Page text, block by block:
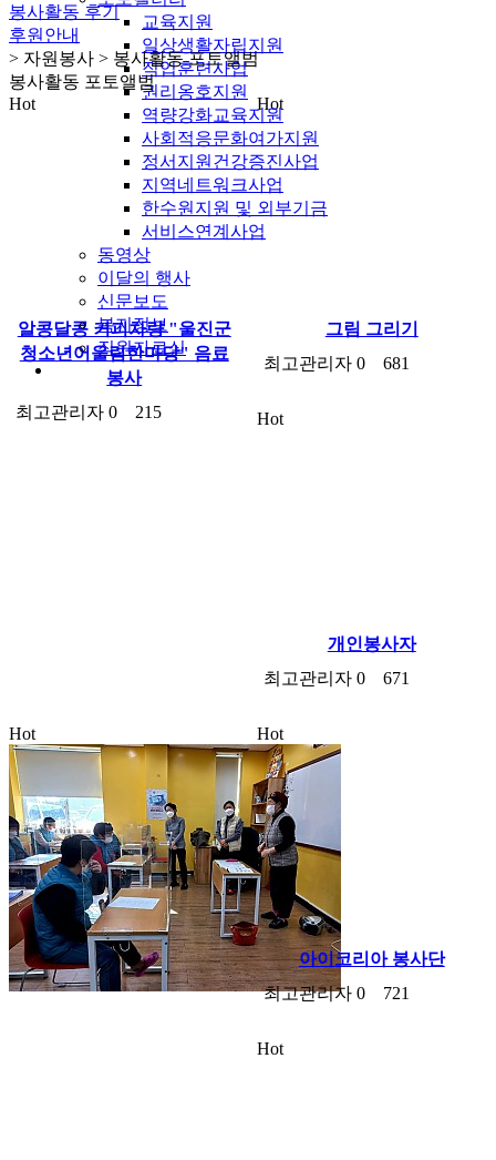
교육지원
일상생활자립지원
직업훈련사업
권리옹호지원
역량강화교육지원
사회적응문화여가지원
정서지원건강증진사업
지역네트워크사업
한수원지원 및 외부기금
서비스연계사업
동영상
이달의 행사
신문보도
복지정보
직원자료실
봉사활동 후기
후원안내
> 자원봉사 > 봉사활동 포토앨범
봉사활동 포토앨범
Hot
알콩달콩 커피차량 "울진군
청소년어울림한마당" 음료
봉사
최고관리자 0 215
Hot
그림 그리기
최고관리자 0 681
Hot
개인봉사자
최고관리자 0 671
Hot Hot
아이코리아 봉사단
최고관리자 0 721
Hot